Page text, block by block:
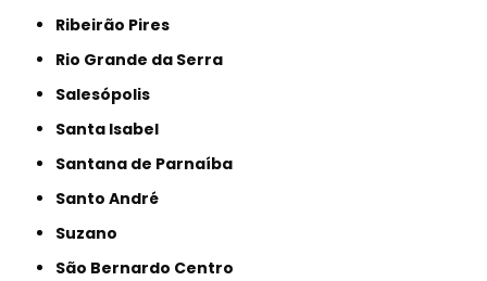
Ribeirão Pires
Rio Grande da Serra
Salesópolis
Santa Isabel
Santana de Parnaíba
Santo André
Suzano
São Bernardo Centro